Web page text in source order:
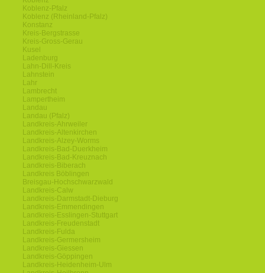
Koblenz-Pfalz
Koblenz (Rheinland-Pfalz)
Konstanz
Kreis-Bergstrasse
Kreis-Gross-Gerau
Kusel
Ladenburg
Lahn-Dill-Kreis
Lahnstein
Lahr
Lambrecht
Lampertheim
Landau
Landau (Pfalz)
Landkreis-Ahrweiler
Landkreis-Altenkirchen
Landkreis-Alzey-Worms
Landkreis-Bad-Duerkheim
Landkreis-Bad-Kreuznach
Landkreis-Biberach
Landkreis Böblingen
Breisgau-Hochschwarzwald
Landkreis-Calw
Landkreis-Darmstadt-Dieburg
Landkreis-Emmendingen
Landkreis-Esslingen-Stuttgart
Landkreis-Freudenstadt
Landkreis-Fulda
Landkreis-Germersheim
Landkreis-Giessen
Landkreis-Göppingen
Landkreis-Heidenheim-Ulm